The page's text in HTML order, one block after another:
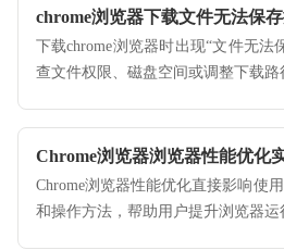
chrome浏览器下载文件无法保
下载chrome浏览器时出现“文件无法
查文件权限、磁盘空间或调整下载路
Chrome浏览器浏览器性能优化
Chrome浏览器性能优化直接影响使
和操作方法，帮助用户提升浏览器运